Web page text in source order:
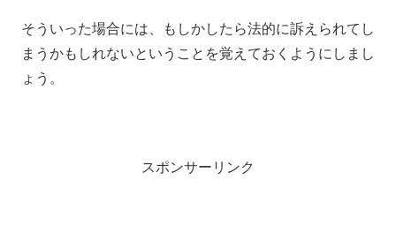
そういった場合には、もしかしたら法的に訴えられてし
まうかもしれないということを覚えておくようにしまし
ょう。
スポンサーリンク